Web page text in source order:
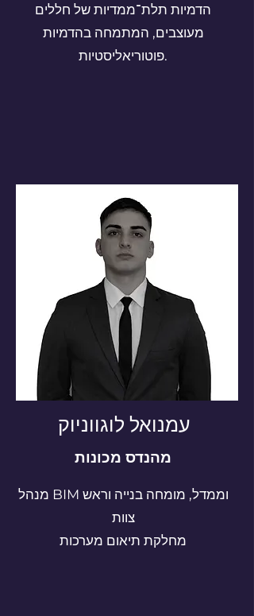
הדמיות תלת־ממדיות של חללים
מעוצבים, המתמחה בהדמיות
פוטוריאליסטיות.
עמנואל לוגווניוק
מהנדס מכונות
מנהל BIM וממדל, מומחה בנייה וראש
צוות
מחלקת תיאום מערכות